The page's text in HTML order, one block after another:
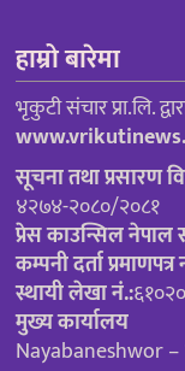
हाम्रो बारेमा
भृकुटी संचार प्रा.लि.
सूचना तथा प्रसारण
४२७४-२०८०/२०८१
प्रेस काउन्सिल
कम्पनी दर्ता प्रमाणपत्र
स्थायी लेखा नं.:
मुख्य कार्यालय
Nayabaneshwor